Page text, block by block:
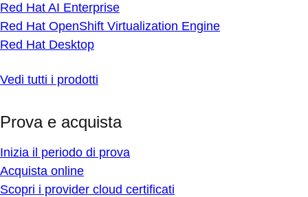
Red Hat AI Enterprise
Red Hat OpenShift Virtualization Engine
Red Hat Desktop
Vedi tutti i prodotti
Prova e acquista
Inizia il periodo di prova
Acquista online
Scopri i provider cloud certificati